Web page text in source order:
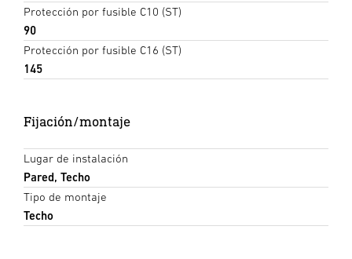
Protección por fusible C10 (ST)
90
Protección por fusible C16 (ST)
145
Fijación/montaje
Lugar de instalación
Pared, Techo
Tipo de montaje
Techo